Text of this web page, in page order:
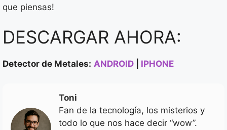
que piensas!
DESCARGAR AHORA:
Detector de Metales: ANDROID IPHONE
Toni
Fan de la tecnología, los misterios y
todo lo que nos hace decir “wow”.